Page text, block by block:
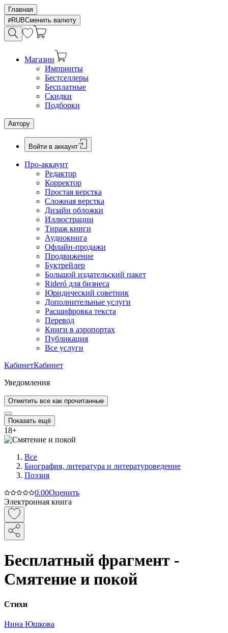
Главная
RUBСменить валюту
Магазин
Импринты
Бестселлеры
Бесплатные
Скидки
Подборки
Автору
Войти в аккаунт
Про-аккаунт
Редактор
Корректор
Простая верстка
Сложная верстка
Дизайн обложки
Иллюстрации
Тираж книги
Аудиокнига
Офлайн-продажи
Продвижение
Буктрейлер
Большой издательский пакет
Rideró для бизнеса
Юридический советник
Дополнительные услуги
Расшифровка текста
Перевод
Книги в аэропортах
Публикация
Все услуги
КабинетКабинет
Уведомления
Отметить все как прочитанные
Показать ещё
18+
Все
Биография, литература и литературоведение
Поэзия
0.00Оценить
Электронная книга
Бесплатный фрагмент -
Смятение и покой
Стихи
Нина Юшкова